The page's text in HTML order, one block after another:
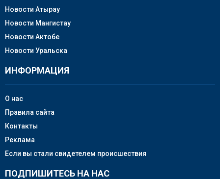
Новости Атырау
Новости Мангистау
Новости Актобе
Новости Уральска
ИНФОРМАЦИЯ
О нас
Правила сайта
Контакты
Реклама
Если вы стали свидетелем происшествия
ПОДПИШИТЕСЬ НА НАС